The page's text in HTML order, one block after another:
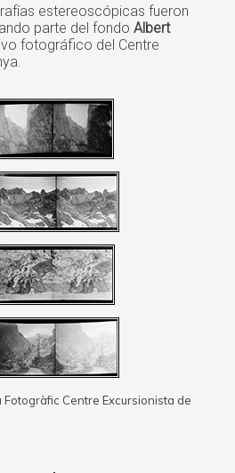
estereoscópicas fueron
parte del fondo Albert
fotográfico del Centre
Centre Excursionista de